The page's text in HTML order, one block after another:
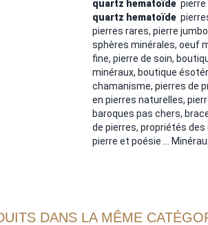
quartz hematoïde pierre
quartz hematoïde
pierres rares, pierre
sphères minérales, oeuf
fine, pierre de soin,
minéraux, boutique
chamanisme, pierres de
en pierres naturelles,
baroques pas chers,
de pierres, propriétés
pierre et poésie ...
DANS LA MÊME